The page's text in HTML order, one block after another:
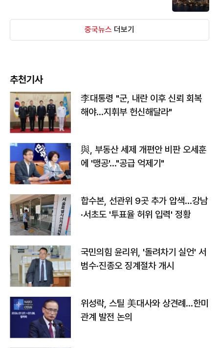
중국뉴스 더보기
추천기사
李대통령 "군, 내란 이후 신뢰 회복
해야…지휘부 헌신해달라"
與, 부동산 세제 개편안 비판 오세훈
에 '맹공'…"공급 억제기"
합수본, 선관위 9곳 추가 압색…강남
·서초도 '투표율 허위 입력' 정황
국민의힘 윤리위, '돌려차기 실언' 서
범수·진종오 징계절차 개시
위성락, 스틸 美대사와 상견례…한미
관계 발전 논의